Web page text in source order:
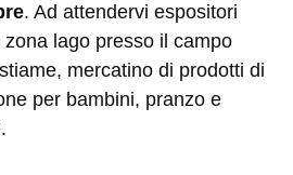
. Ad attendervi espositori
zona lago presso il campo
mercatino di prodotti di
per bambini, pranzo e